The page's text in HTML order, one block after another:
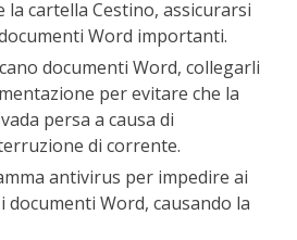
la cartella Cestino, assicurarsi
Word importanti.
documenti Word, collegarli
per evitare che la
persa a causa di
di corrente.
antivirus per impedire ai
Word, causando la